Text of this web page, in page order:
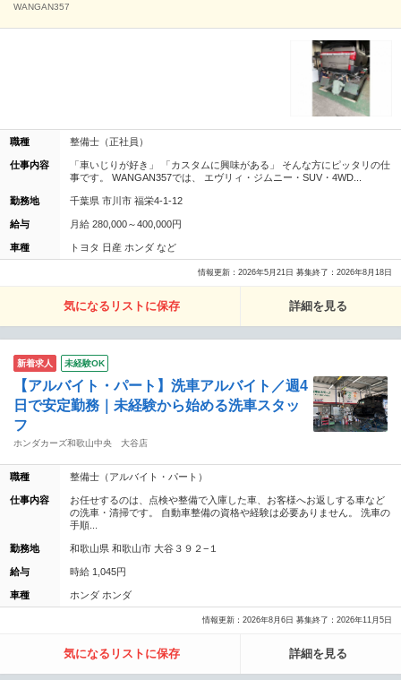
WANGAN357
職種 整備士（正社員）
仕事内容
「車いじりが好き」 「カスタムに興味がある」 そんな方にピッタリの仕
事です。 WANGAN357では、 エヴリィ・ジムニー・SUV・4WD...
勤務地 千葉県 市川市 福栄4-1-12
給与 月給 280,000～400,000円
車種 トヨタ 日産 ホンダ など
情報更新：2026年5月21日 募集終了：2026年8月18日
気になるリストに保存 詳細を見る
新着求人 未経験OK
【アルバイト・パート】洗車アルバイト／週4
日で安定勤務｜未経験から始める洗車スタッ
フ
ホンダカーズ和歌山中央 大谷店
職種 整備士（アルバイト・パート）
仕事内容
お任せするのは、点検や整備で入庫した車、お客様へお返しする車など
の洗車・清掃です。 自動車整備の資格や経験は必要ありません。 洗車の
手順...
勤務地 和歌山県 和歌山市 大谷３９２−１
給与 時給 1,045円
車種 ホンダ ホンダ
情報更新：2026年8月6日 募集終了：2026年11月5日
気になるリストに保存 詳細を見る